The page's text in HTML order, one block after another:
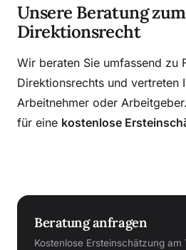
Unsere Beratung zum
Direktionsrecht
Wir beraten Sie umfassend zu
Direktionsrechts und vertreten
Arbeitnehmer oder
für eine kostenlose
Beratung anfragen
Kostenlose Ersteinschätzung am